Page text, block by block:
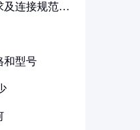
及连接规范详
和型号